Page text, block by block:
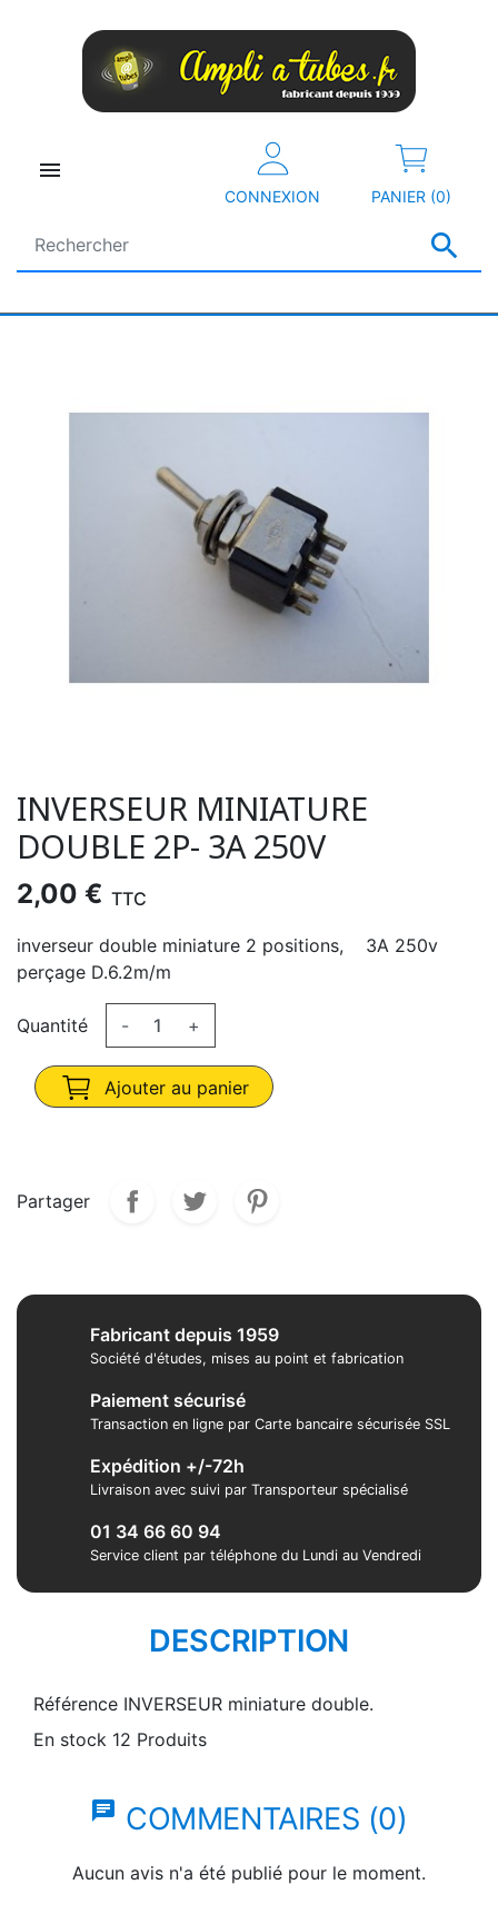


CONNEXION PANIER (0)
INVERSEUR MINIATURE
DOUBLE 2P- 3A 250V
2,00 € TTC
inverseur double miniature 2 positions, 3A 250v
perçage D.6.2m/m
Quantité - +
Ajouter au panier
Partager
Fabricant depuis 1959
Société d'études, mises au point et fabrication
Paiement sécurisé
Transaction en ligne par Carte bancaire sécurisée SSL
Expédition +/-72h
Livraison avec suivi par Transporteur spécialisé
01 34 66 60 94
Service client par téléphone du Lundi au Vendredi
DESCRIPTION
Référence INVERSEUR miniature double.
En stock 12 Produits
chat COMMENTAIRES (0)
Aucun avis n'a été publié pour le moment.